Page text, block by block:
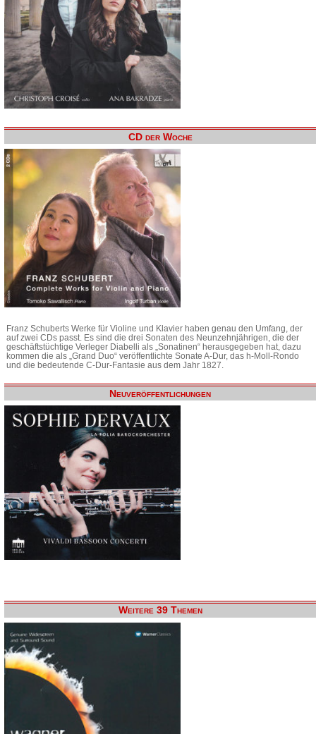
CD der Woche
Franz Schuberts Werke für Violine und Klavier haben genau den Umfang, der
auf zwei CDs passt. Es sind die drei Sonaten des Neunzehnjährigen, die der
geschäftstüchtige Verleger Diabelli als „Sonatinen“ herausgegeben hat, dazu
kommen die als „Grand Duo“ veröffentlichte Sonate A-Dur, das h-Moll-Rondo
und die bedeutende C-Dur-Fantasie aus dem Jahr 1827.
Neuveröffentlichungen
Weitere 39 Themen